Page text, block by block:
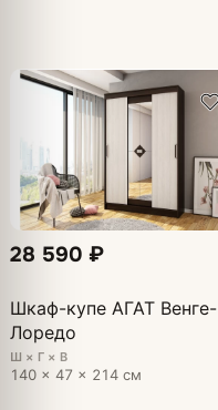
28 590 ₽
Шкаф-купе АГАТ Венге-
Лоредо
Ш × Г × В
140 × 47 × 214 см